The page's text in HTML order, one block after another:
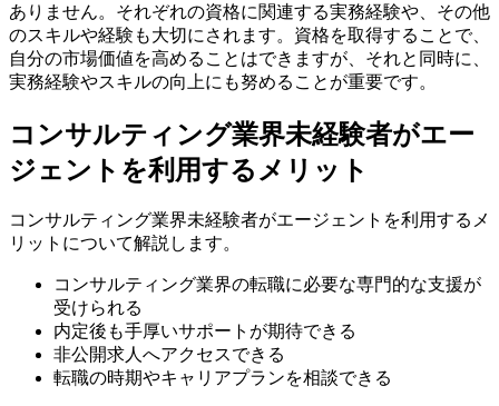
ありません。それぞれの資格に関連する実務経験や、その他
のスキルや経験も大切にされます。資格を取得することで、
自分の市場価値を高めることはできますが、それと同時に、
実務経験やスキルの向上にも努めることが重要です。
コンサルティング業界未経験者がエー
ジェントを利用するメリット
コンサルティング業界未経験者がエージェントを利用するメ
リットについて解説します。
コンサルティング業界の転職に必要な専門的な支援が
受けられる
内定後も手厚いサポートが期待できる
非公開求人へアクセスできる
転職の時期やキャリアプランを相談できる